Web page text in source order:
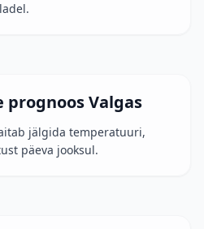
prognoos Valgas
jälgida temperatuuri,
päeva jooksul.